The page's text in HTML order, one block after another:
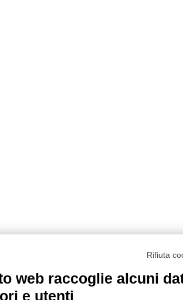
Rifiuta
web raccoglie alcuni
e utenti